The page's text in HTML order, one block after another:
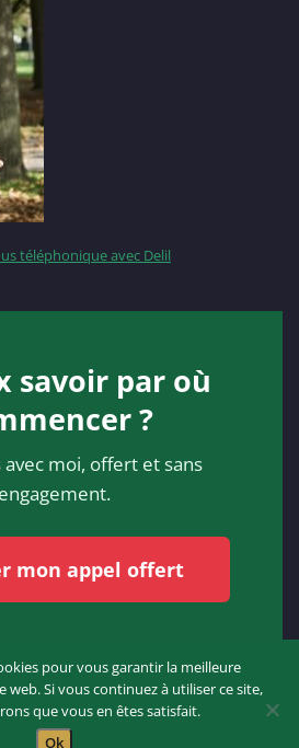
téléphonique avec Delil
savoir par où
?
moi, offert et sans
engagement.
mon appel offert
| Theme:
pour vous garantir la meilleure
web. Si vous continuez à utiliser ce site,
que vous en êtes satisfait.
Ok